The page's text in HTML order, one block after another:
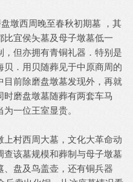
墩西周晚至春秋初期墓 ，其
宜侯夨墓及母子墩墓低一
但亦拥有青铜礼器．特别是
贝．用贝随葬见于中原商周的
目前除磨盘墩墓发现外，再就
磨盘墩墓随葬有两套车马
一位王室显贵。
上村西周大墓，文化大革命动
查该墓规模和葬制与母子墩墓
盘及鸟盖壶，还有铜兵器